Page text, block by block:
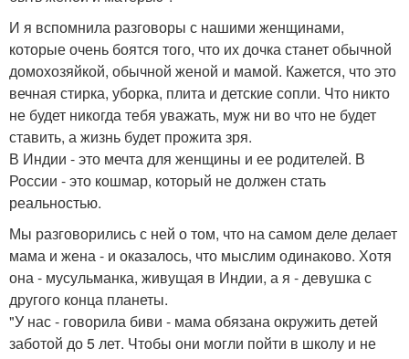
И я вспомнила разговоры с нашими женщинами,
которые очень боятся того, что их дочка станет обычной
домохозяйкой, обычной женой и мамой. Кажется, что это
вечная стирка, уборка, плита и детские сопли. Что никто
не будет никогда тебя уважать, муж ни во что не будет
ставить, а жизнь будет прожита зря.
В Индии - это мечта для женщины и ее родителей. В
России - это кошмар, который не должен стать
реальностью.
Мы разговорились с ней о том, что на самом деле делает
мама и жена - и оказалось, что мыслим одинаково. Хотя
она - мусульманка, живущая в Индии, а я - девушка с
другого конца планеты.
"У нас - говорила биви - мама обязана окружить детей
заботой до 5 лет. Чтобы они могли пойти в школу и не